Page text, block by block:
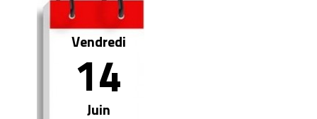
Vendredi
14
Juin